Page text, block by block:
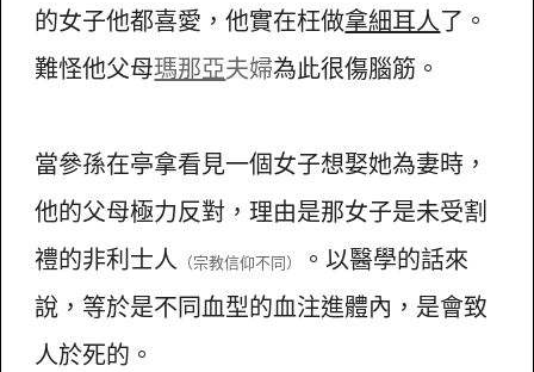
的女子他都喜愛，他實在枉做拿細耳人了。
難怪他父母瑪那亞夫婦為此很傷腦筋。
當參孫在亭拿看見一個女子想娶她為妻時，
他的父母極力反對，理由是那女子是未受割
禮的非利士人 （宗教信仰不同）
。以醫學的話來
說，等於是不同血型的血注進體內，是會致
人於死的。